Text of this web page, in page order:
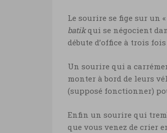
Le sourire se fige sur un «
batikqui se négocient
débute d’office à trois
Un sourire qui a
monter à bord de leurs
(supposé fonctionner)
Enfin un sourire qui
que vous venez de crier